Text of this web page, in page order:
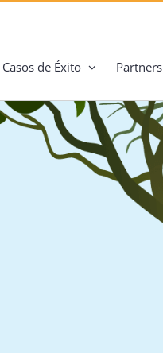
Casos de Éxito Partners